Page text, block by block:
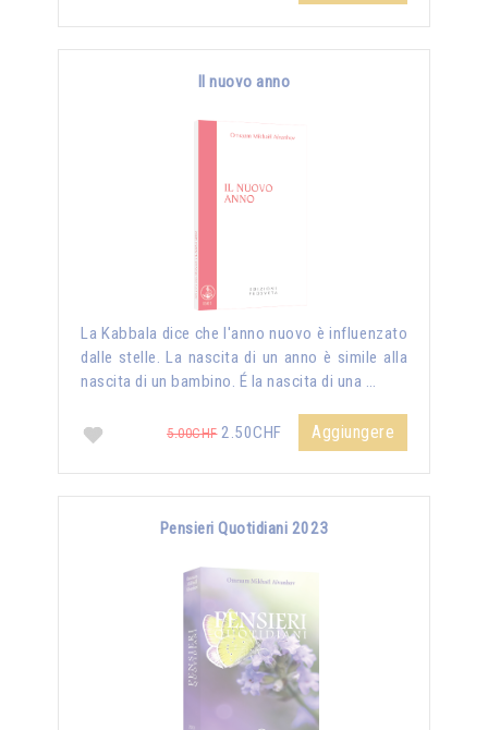
Il nuovo anno
La Kabbala dice che l'anno nuovo è influenzato
dalle stelle. La nascita di un anno è simile alla
nascita di un bambino. É la nascita di una …
5.00CHF2.50CHF Aggiungere
Pensieri Quotidiani 2023